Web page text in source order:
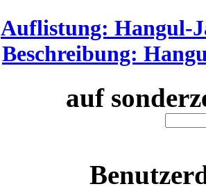
Auflistung: Hangul-
Beschreibung:
auf